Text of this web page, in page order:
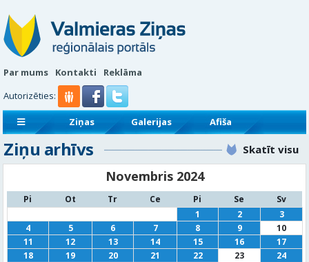
Par mums Kontakti
Reklāma
Autorizēties:
Ziņas Galerijas
Afiša
Sludinājumi
Reklāmraksti
Ziņu arhīvs Skatīt visu
Novembris 2024
Pi Ot Tr Ce Pi Se
Sv
1
2
3
4
5 6 7 8 9
10
11
12 13 14 15 16
17
18
19 20 21 22 23
24